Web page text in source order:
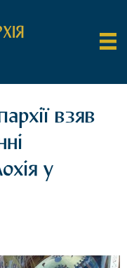
взяв
у